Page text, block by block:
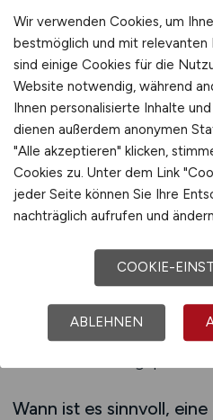
Zusammenhang ein
professionellen
Orientierung bietet und
Gerade bei
die Rahmenbedingungen
Projektlaufzeiten,
und müssen sinnvoll
diesen Prozess und sorgt
Arbeitgeber fundierte
können. Eine direkte
Klarheit und unterstützt
Wann ist es sinnvoll,
Wir verwenden Cookies, um
bestmöglich und mit relevanten
sind einige Cookies für die
Website notwendig, während
Ihnen personalisierte Inhalte
dienen außerdem anonymen
"Alle akzeptieren" klicken,
Cookies zu. Unter dem Link
jeder Seite können Sie Ihre
nachträglich aufrufen und
COOKIE-
ABLEHNEN